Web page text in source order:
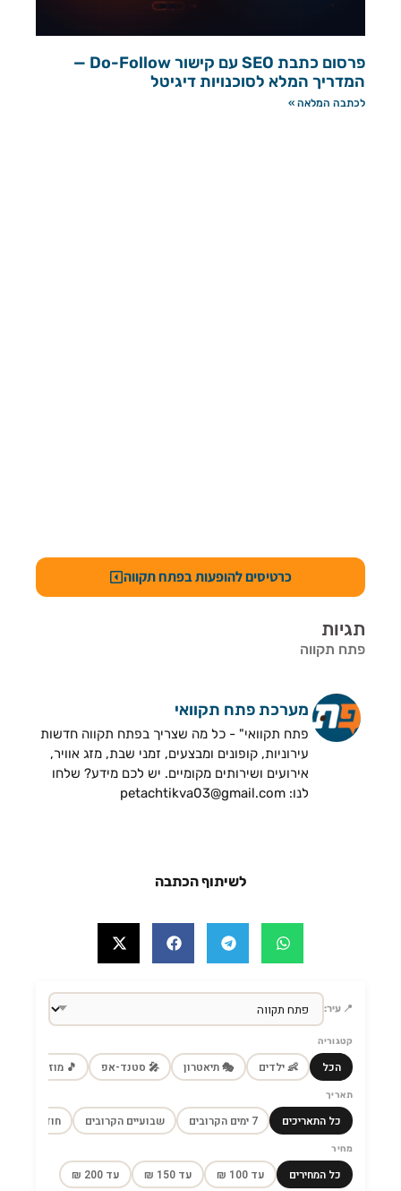
פרסום כתבת SEO עם קישור Do-Follow —
המדריך המלא לסוכנויות דיגיטל
לכתבה המלאה »
כרטיסים להופעות בפתח תקווה
תגיות
פתח תקווה
מערכת פתח תקוואי
פתח תקוואי" - כל מה שצריך בפתח תקווה חדשות
עירוניות, קופונים ומבצעים, זמני שבת, מזג אוויר,
אירועים ושירותים מקומיים. יש לכם מידע? שלחו
לנו: petachtikva03@gmail.com
לשיתוף הכתבה
📍 עיר:
קטגוריה
הכל 👶 ילדים 🎭 תיאטרון 🎤 סטנד-אפ 🎵 מוזיקה
תאריך
כל התאריכים 7 ימים הקרובים שבועיים הקרובים חודש הקרוב
מחיר
כל המחירים עד 100 ₪ עד 150 ₪ עד 200 ₪